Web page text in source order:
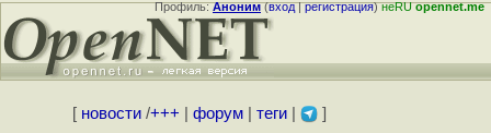
Профиль:Аноним(вход|регистрация)неRUopennet.me
[ новости/+++ форум| теги| ]